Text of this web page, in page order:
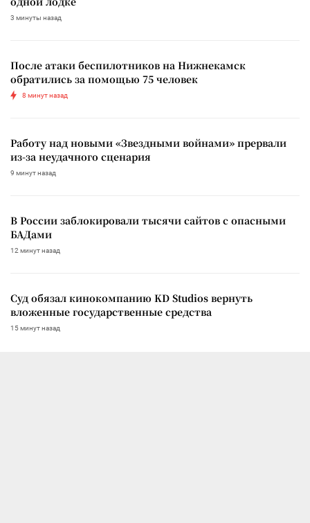
3 минуты назад
После атаки беспилотников на Нижнекамск
обратились за помощью 75 человек
8 минут назад
Работу над новыми «Звездными войнами» прервали
из-за неудачного сценария
9 минут назад
В России заблокировали тысячи сайтов с опасными
БАДами
12 минут назад
Суд обязал кинокомпанию KD Studios вернуть
вложенные государственные средства
15 минут назад